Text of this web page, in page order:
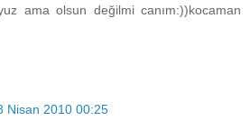
ama olsun değilmi canım:))kocaman
Nisan 2010 00:25